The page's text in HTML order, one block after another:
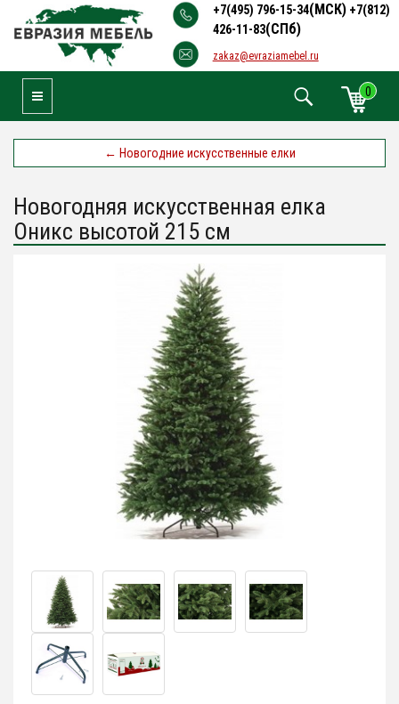
+7(495) 796-15-34(МСК) +7(812)
426-11-83(СПб)
zakaz@evraziamebel.ru
0
Toggle Navigation
← Новогодние искусственные елки
Новогодняя искусственная елка
Оникс высотой 215 см